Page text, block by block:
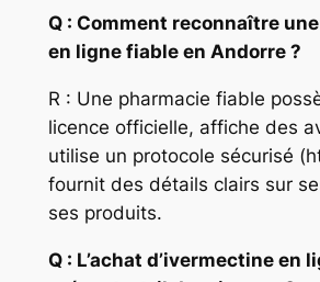
Q : Comment reconnaître
en ligne fiable en Andorre ?
R : Une pharmacie fiable
licence officielle, affiche des
utilise un protocole sécurisé
fournit des détails clairs sur
ses produits.
Q : L’achat d’ivermectine en